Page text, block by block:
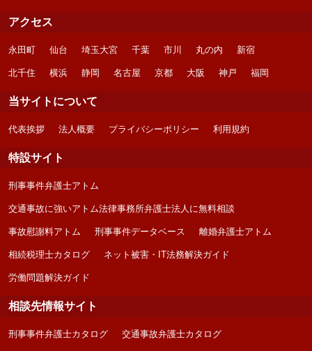
アクセス
永田町 仙台 埼玉大宮 千葉 市川 丸の内 新宿
北千住 横浜 静岡 名古屋 京都 大阪 神戸 福岡
当サイトについて
代表挨拶 法人概要 プライバシーポリシー 利用規約
特設サイト
刑事事件弁護士アトム
交通事故に強いアトム法律事務所弁護士法人に無料相談
事故慰謝料アトム 刑事事件データベース 離婚弁護士アトム
相続税理士カタログ ネット被害・IT法務解決ガイド
労働問題解決ガイド
相談先情報サイト
刑事事件弁護士カタログ 交通事故弁護士カタログ